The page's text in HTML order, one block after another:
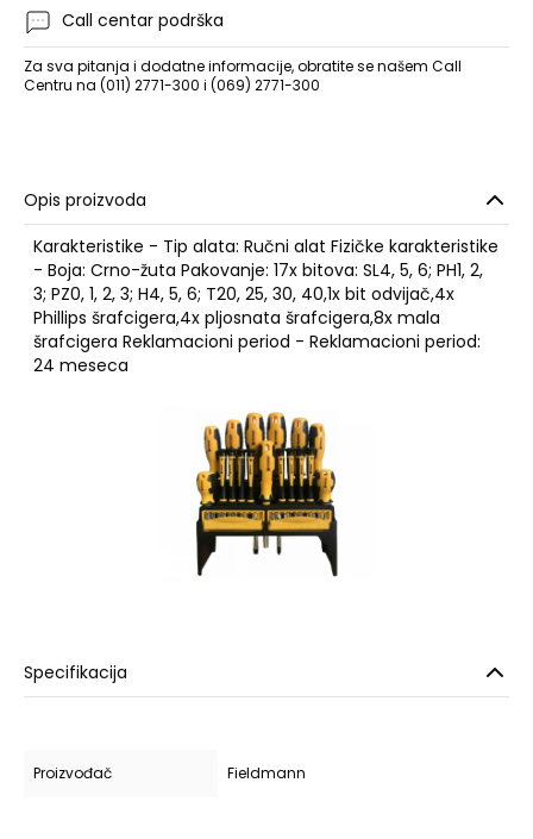
Call centar podrška
Za sva pitanja i dodatne informacije, obratite se našem Call
Centru na (011) 2771-300 i (069) 2771-300
Opis proizvoda
Karakteristike - Tip alata: Ručni alat Fizičke karakteristike
- Boja: Crno-žuta Pakovanje: 17x bitova: SL4, 5, 6; PH1, 2,
3; PZ0, 1, 2, 3; H4, 5, 6; T20, 25, 30, 40,1x bit odvijač,4x
Phillips šrafcigera,4x pljosnata šrafcigera,8x mala
šrafcigera Reklamacioni period - Reklamacioni period:
24 meseca
Specifikacija
Proizvođač Fieldmann